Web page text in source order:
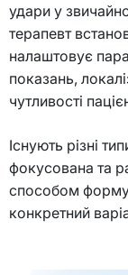
удари у
терапевт
налаштовує
показань,
чутливості
Існують різні
фокусована та
способом
конкретний